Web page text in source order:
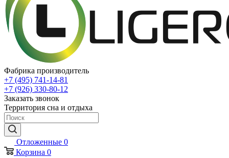
Фабрика производитель
+7 (495) 741-14-81
+7 (926) 330-80-12
Заказать звонок
Территория сна и отдыха
Отложенные 0
Корзина 0